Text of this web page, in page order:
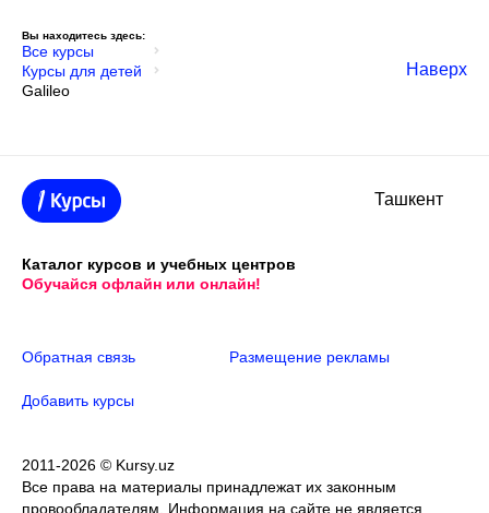
Вы находитесь здесь:
Все курсы
Курсы для детей
Galileo
Наверх
Ташкент
Каталог курсов и учебных центров
Обучайся офлайн или онлайн!
Обратная связь Размещение рекламы
Добавить курсы
2011-2026 © Kursy.uz
Все права на материалы принадлежат их законным
провообладателям. Информация на сайте не является